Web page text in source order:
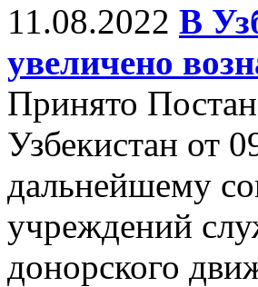
11.08.2022 В
увеличено
Принято
Узбекистан от
дальнейшему
учреждений
донорского